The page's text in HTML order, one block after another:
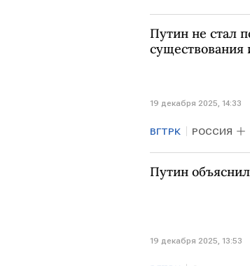
Денис Пушилин
Путин не стал
существования
19 декабря 2025, 14:33
ВГТРК РОССИЯ
Итоги года с
Путин
19 декабря 2025, 13:53